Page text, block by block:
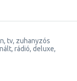
rádió, deluxe,